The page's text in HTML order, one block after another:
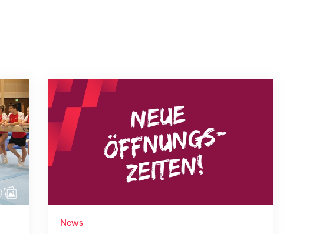
News
Neue Empfangszeiten ab 1. August 2026